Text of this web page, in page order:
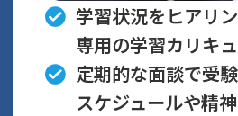
学習状況をヒアリン
専用の学習カリキ
定期的な面談で受
スケジュールや精